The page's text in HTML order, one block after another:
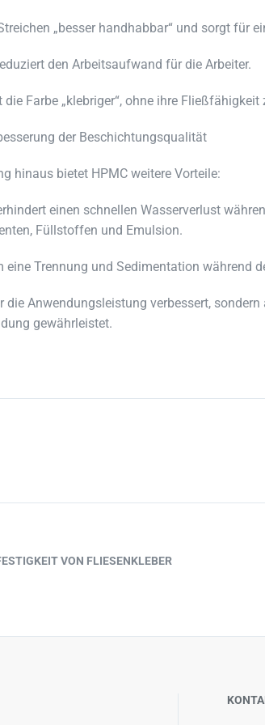
„besser handhabbar“ und sorgt für
den Arbeitsaufwand für die Arbeiter.
Farbe „klebriger“, ohne ihre Fließfähigkeit
der Beschichtungsqualität
hinaus bietet HPMC weitere Vorteile:
einen schnellen Wasserverlust
Füllstoffen und Emulsion.
Trennung und Sedimentation während
die Anwendungsleistung verbessert,
gewährleistet.
VON FLIESENKLEBER